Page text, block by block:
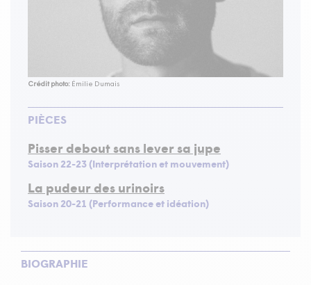
Crédit photo: Émilie Dumais
PIÈCES
Pisser debout sans lever sa jupe
Saison 22-23 (Interprétation et mouvement)
La pudeur des urinoirs
Saison 20-21 (Performance et idéation)
BIOGRAPHIE